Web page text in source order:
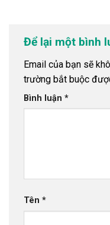
Để lại một bình
Email của bạn sẽ
trường bắt buộc
Bình luận *
Tên *